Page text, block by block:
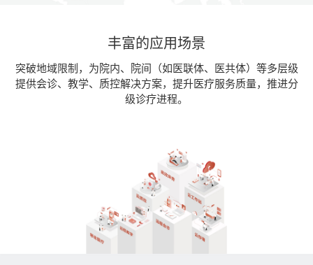
丰富的应用场景
突破地域限制，为院内、院间（如医联体、医共体）等多层级
提供会诊、教学、质控解决方案，提升医疗服务质量，推进分
级诊疗进程。